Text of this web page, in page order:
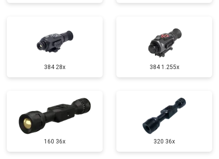
384 28x 384 1.255х
160 36x 320 36x